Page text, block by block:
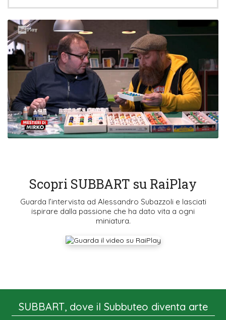
Scopri SUBBART su RaiPlay
Guarda l’intervista ad Alessandro Subazzoli e lasciati
ispirare dalla passione che ha dato vita a ogni
miniatura.
SUBBART, dove il Subbuteo diventa arte